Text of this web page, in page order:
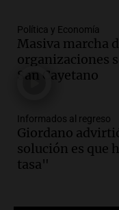
Audio.El
las nuevas
todos tenían
Audio.Una
del
conviene
Política y Economía
Masiva marcha
organizaciones
San Cayetano
Informados al regreso
Giordano
solución es que
tasa"